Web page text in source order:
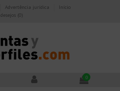
Advertência jurídica
Início
(0)
0